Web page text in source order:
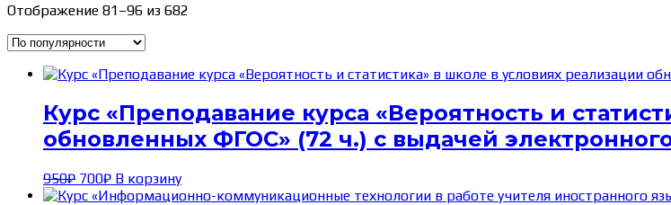
Отображение 81–96 из 682
Курс «Преподавание курса «Вероятность и
обновленных ФГОС» (72 ч.) с выдачей
950₽ Первоначальная
цена
700₽Текущая
цена:
В корзину